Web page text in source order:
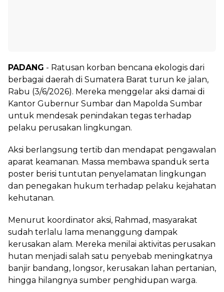
PADANG - Ratusan korban bencana ekologis dari
berbagai daerah di Sumatera Barat turun ke jalan,
Rabu (3/6/2026). Mereka menggelar aksi damai di
Kantor Gubernur Sumbar dan Mapolda Sumbar
untuk mendesak penindakan tegas terhadap
pelaku perusakan lingkungan.
Aksi berlangsung tertib dan mendapat pengawalan
aparat keamanan. Massa membawa spanduk serta
poster berisi tuntutan penyelamatan lingkungan
dan penegakan hukum terhadap pelaku kejahatan
kehutanan.
Menurut koordinator aksi, Rahmad, masyarakat
sudah terlalu lama menanggung dampak
kerusakan alam. Mereka menilai aktivitas perusakan
hutan menjadi salah satu penyebab meningkatnya
banjir bandang, longsor, kerusakan lahan pertanian,
hingga hilangnya sumber penghidupan warga.